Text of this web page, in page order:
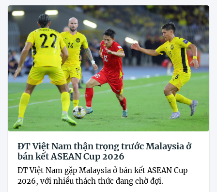
ĐT Việt Nam thận trọng trước Malaysia ở
bán kết ASEAN Cup 2026
ĐT Việt Nam gặp Malaysia ở bán kết ASEAN Cup
2026, với nhiều thách thức đang chờ đợi.